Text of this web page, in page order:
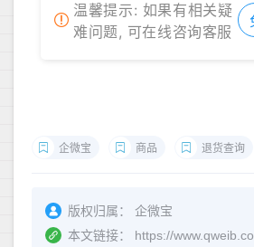
温馨提示: 如果有相关疑
难问题, 可在线咨询客服
企微宝 商品 退货查询
版权归属：
企微宝
本文链接：
https://